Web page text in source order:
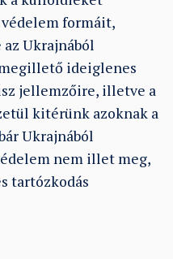
formáit,
Ukrajnából
ideiglenes
jellemzőire, illetve a
kitérünk azoknak a
Ukrajnából
nem illet meg,
tartózkodás